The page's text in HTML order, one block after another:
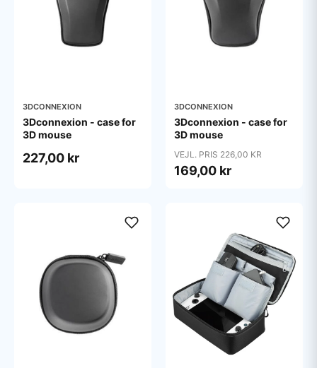
3DCONNEXION
3Dconnexion - case for
3D mouse
227,00 kr
3DCONNEXION
3Dconnexion - case for
3D mouse
VEJL. PRIS 226,00 KR
169,00 kr